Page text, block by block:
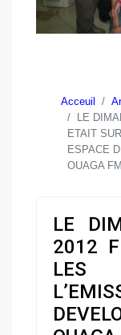
Acceuil
LE
ETAIT
ESPACE
OUAGA FM
LE
2012